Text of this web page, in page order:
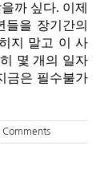
까 싶다. 이제
을 장기간의
지 말고 이 사
몇 개의 일자
금은 필수불가
Comments